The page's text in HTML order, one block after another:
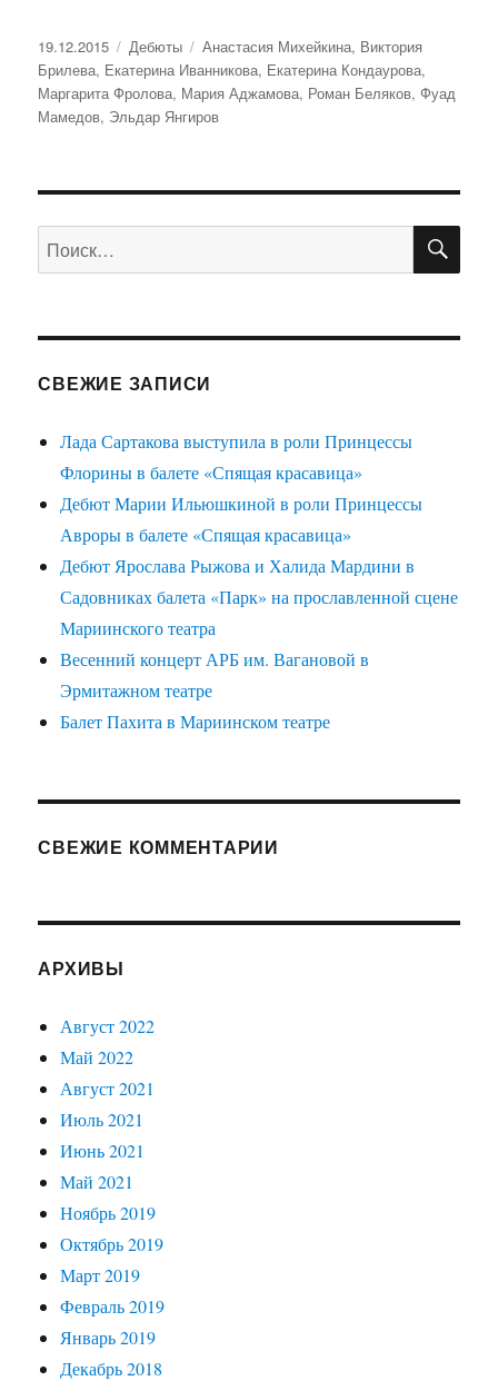
Опубликовано
19.12.2015 Рубрики
Дебюты Метки
Анастасия Михейкина, Виктория
Брилева, Екатерина Иванникова, Екатерина Кондаурова,
Маргарита Фролова, Мария Аджамова, Роман Беляков,Фуад
Мамедов, Эльдар Янгиров
Искать:
СВЕЖИЕ ЗАПИСИ
Лада Сартакова выступила в роли Принцессы
Флорины в балете «Спящая красавица»
Дебют Марии Ильюшкиной в роли Принцессы
Авроры в балете «Спящая красавица»
Дебют Ярослава Рыжова и Халида Мардини в
Садовниках балета «Парк» на прославленной сцене
Мариинского театра
Весенний концерт АРБ им. Вагановой в
Эрмитажном театре
Балет Пахита в Мариинском театре
СВЕЖИЕ КОММЕНТАРИИ
АРХИВЫ
Август 2022
Май 2022
Август 2021
Июль 2021
Июнь 2021
Май 2021
Ноябрь 2019
Октябрь 2019
Март 2019
Февраль 2019
Январь 2019
Декабрь 2018